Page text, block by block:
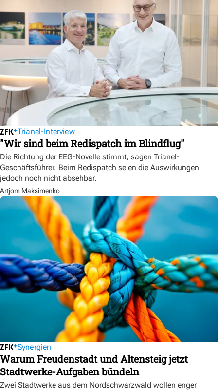
Trianel-Interview
"Wir sind beim Redispatch im Blindflug"
Die Richtung der EEG-Novelle stimmt, sagen Trianel-
Geschäftsführer. Beim Redispatch seien die Auswirkungen
jedoch noch nicht absehbar.
Artjom Maksimenko
Synergien
Warum Freudenstadt und Altensteig jetzt
Stadtwerke-Aufgaben bündeln
Zwei Stadtwerke aus dem Nordschwarzwald wollen enger